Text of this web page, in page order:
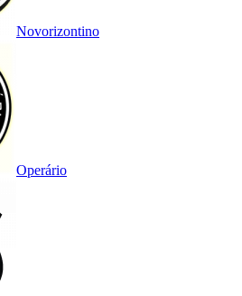
Novorizontino
Operário